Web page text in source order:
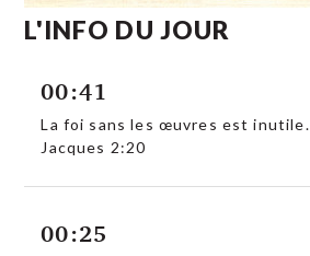
L'INFO DU JOUR
00:41
La foi sans les œuvres est inutile.
Jacques 2:20
00:25